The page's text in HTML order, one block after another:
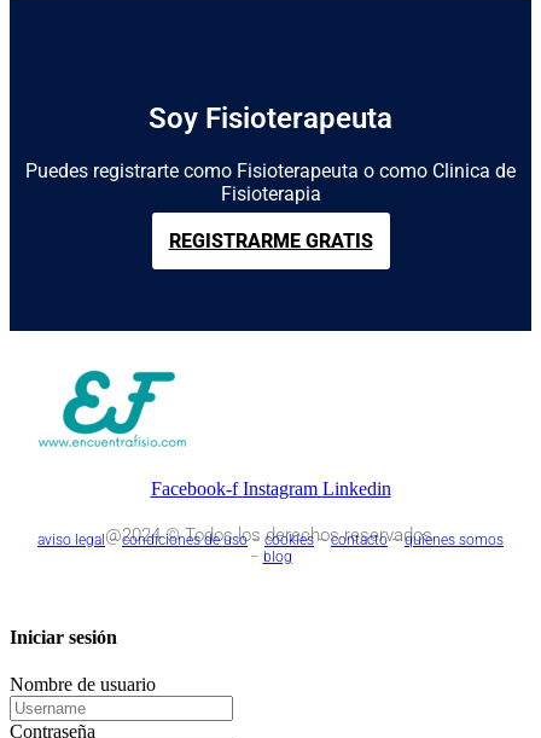
Soy Fisioterapeuta
Puedes registrarte como Fisioterapeuta o como Clinica de
Fisioterapia
REGISTRARME GRATIS
Facebook-f Instagram Linkedin
@2024 © Todos los derechos reservados.
aviso legal–condiciones de uso– cookies –contacto–quienes somos
– blog
Iniciar sesión
Nombre de usuario
Contraseña